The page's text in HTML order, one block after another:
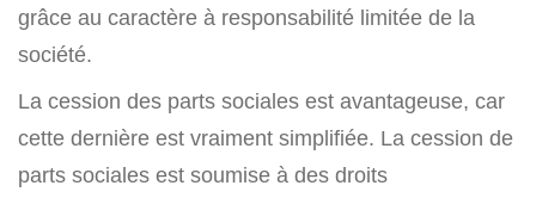
grâce au caractère à responsabilité limitée de la
société.
La cession des parts sociales est avantageuse, car
cette dernière est vraiment simplifiée. La cession de
parts sociales est soumise à des droits